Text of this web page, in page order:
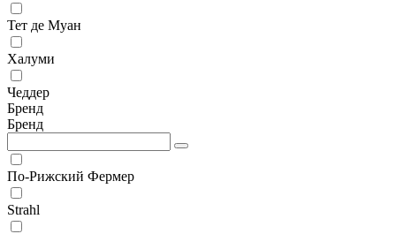
Тет де Муан
Халуми
Чеддер
Бренд
Бренд
По-Рижский Фермер
Strahl